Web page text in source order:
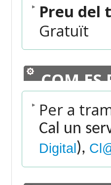
Preu del
Gratuït
COM ES
Per a
Cal un
Digital),